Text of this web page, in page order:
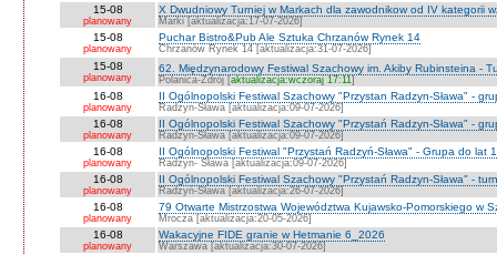
15-08
planowany
X Dwudniowy Turniej w Markach dla zawodnikow od IV kategorii
Marki [aktualizacja:17-07-2026]
15-08
planowany
Puchar Bistro&Pub Ale Sztuka Chrzanów Rynek 14
Chrzanów Rynek 14 [aktualizacja:31-07-2026]
15-08
planowany
62. Międzynarodowy Festiwal Szachowy im. Akiby Rubinsteina -
Polanica-Zdrój [aktualizacja:wczoraj 17:11]
16-08
planowany
II Ogólnopolski Festiwal Szachowy "Przystan Radzyn-Sława" -
Radzyn-Sława [aktualizacja:09-07-2026]
16-08
planowany
II Ogólnopolski Festiwal Szachowy "Przystań Radzyn-Sława" -
Radzyn-Sława [aktualizacja:09-07-2026]
16-08
planowany
II Ogólnopolski Festiwal "Przystań Radzyń-Sława" - Grupa do lat
Radzyn- Sława [aktualizacja:09-07-2026]
16-08
planowany
II Ogólnopolski Festiwal Szachowy "Przystań Radzyn-Sława" -
Radzyń-Sława [aktualizacja:26-07-2026]
16-08
planowany
79 Otwarte Mistrzostwa Województwa Kujawsko-Pomorskiego w
Mrocza [aktualizacja:20-05-2026]
16-08
planowany
Wakacyjne FIDE granie w Hetmanie 6_2026
Warszawa [aktualizacja:30-07-2026]